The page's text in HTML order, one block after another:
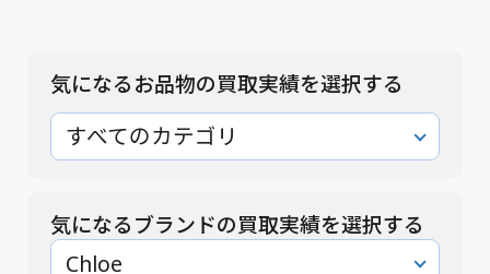
気になるお品物の買取実績を選択する
すべてのカテゴリ
気になるブランドの買取実績を選択する
Chloe